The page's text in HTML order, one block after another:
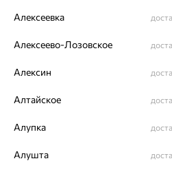
Нужна помощь
Описание
Вид изделия:
Металл:
Проба:585
Алексеевка
Алексеево-Лозовское
Алексин
Алтайское
Алупка
Алушта